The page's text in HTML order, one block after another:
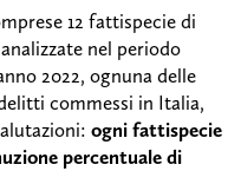
12 fattispecie di
nel periodo
2022, ognuna delle
commessi in Italia,
ogni fattispecie
percentuale di